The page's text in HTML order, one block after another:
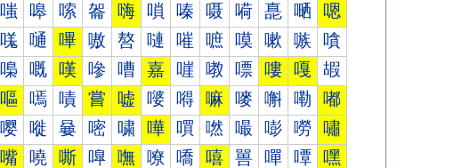
嗤 嗥 嗦 嗧 嗨 嗩 嗪 嗫 嗬 嗭 嗮 嗯
嗴 嗵 嗶 嗷 嗸 嗹 嗺 嗻 嗼 嗽 嗾 嗿
嘄 嘅 嘆 嘇 嘈 嘉 嘊 嘋 嘌 嘍 嘎 嘏
嘔 嘕 嘖 嘗 嘘 嘙 嘚 嘛 嘜 嘝 嘞 嘟
嘤 嘥 嘦 嘧 嘨 嘩 嘪 嘫 嘬 嘭 嘮 嘯
嘴 嘵 嘶 嘷 嘸 嘹 嘺 嘻 嘼 嘽 嘾 嘿